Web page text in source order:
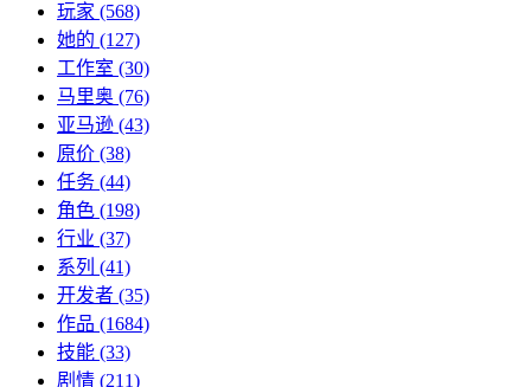
玩家 (568)
她的 (127)
工作室 (30)
马里奥 (76)
亚马逊 (43)
原价 (38)
任务 (44)
角色 (198)
行业 (37)
系列 (41)
开发者 (35)
作品 (1684)
技能 (33)
剧情 (211)